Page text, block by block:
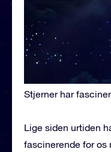
Stjerner har
Lige siden urtiden
fascinerende for os